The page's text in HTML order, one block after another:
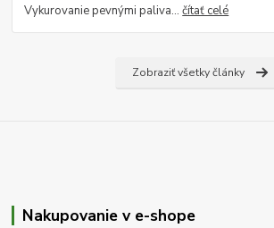
Vykurovanie pevnými paliva...čítať celé
Zobraziť všetky články
Nakupovanie v e-shope